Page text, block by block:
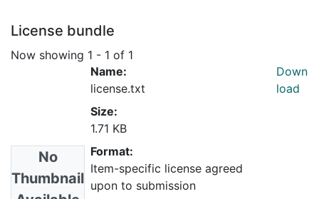
License bundle
Now showing 1 - 1 of 1
No
Thumbnail
Name:
license.txt
Size:
1.71 KB
Format:
Item-specific license agreed
upon to submission
Down
load